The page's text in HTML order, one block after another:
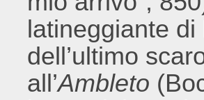
latineggiante di
dell’ultimo
all’Ambleto